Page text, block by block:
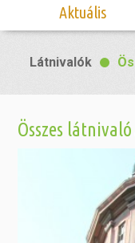
Aktuális
Látnivalók
Összes látnivaló